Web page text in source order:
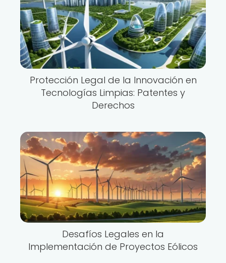
Protección Legal de la Innovación en
Tecnologías Limpias: Patentes y
Derechos
Desafíos Legales en la
Implementación de Proyectos Eólicos